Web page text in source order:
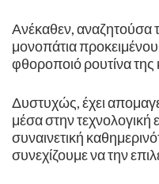
Ανέκαθεν, αναζητούσα
μονοπάτια
φθοροποιό ρουτίνα της
Δυστυχώς, έχει
μέσα στην τεχνολογική
συναινετική
συνεχίζουμε να την